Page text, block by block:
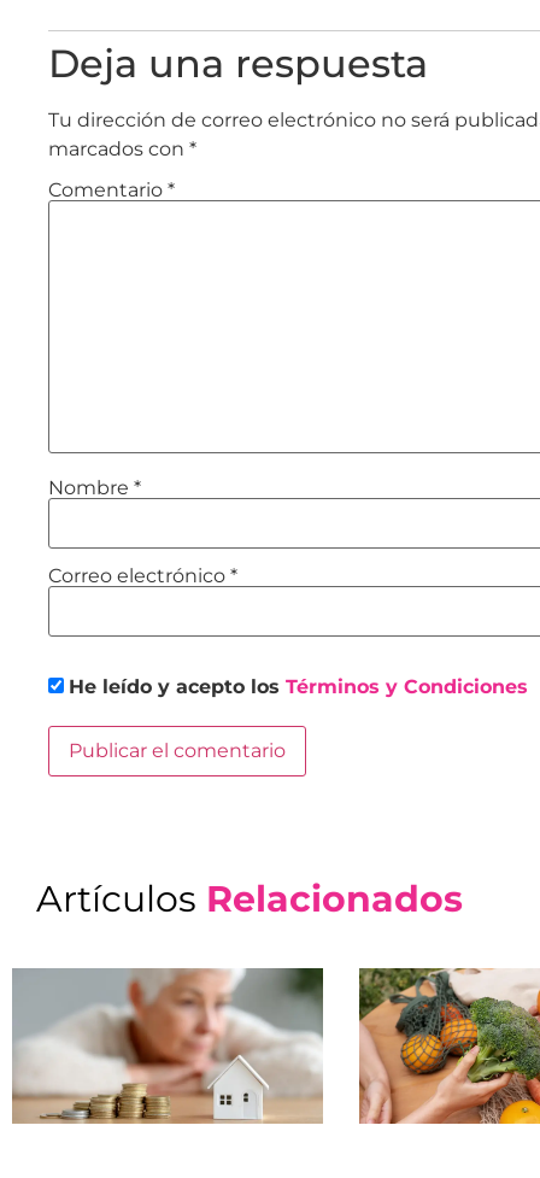
Deja una respuesta
Tu dirección de correo electrónico no será
marcados con *
Comentario *
Nombre *
Correo electrónico *
He leído y acepto los Términos y Condiciones
Artículos Relacionados